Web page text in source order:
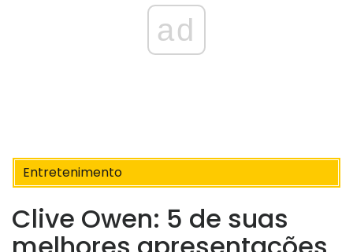
ad
Entretenimento
Clive Owen: 5 de suas